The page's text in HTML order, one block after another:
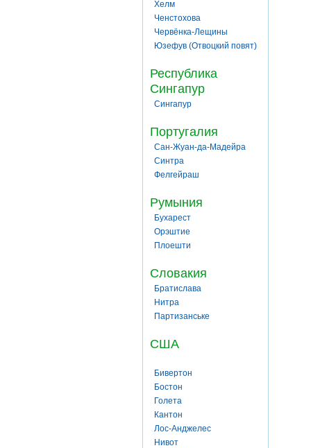
Хелм
Ченстохова
Червёнка-Лещины
Юзефув (Отвоцкий повят)
Республика
Сингапур
Сингапур
Португалия
Сан-Жуан-да-Мадейра
Синтра
Фелгейраш
Румыния
Бухарест
Орэштие
Плоешти
Словакия
Братислава
Нитра
Партизанське
США
Бивертон
Бостон
Голета
Кантон
Лос-Анджелес
Нивот